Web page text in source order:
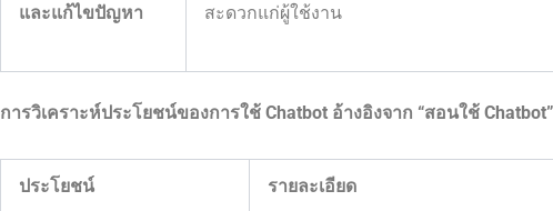
และแก้ไขปัญหา
สะดวกแก่ผู้ใช้งาน
การวิเคราะห์ประโยชน์ของการใช้ Chatbot อ้างอิงจาก “สอนใช้ Chatbot”
ประโยชน์ รายละเอียด